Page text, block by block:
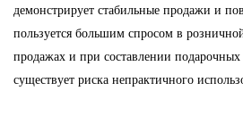
демонстрирует стабильные продажи и
пользуется большим спросом в
продажах и при составлении
существует риска непрактичного